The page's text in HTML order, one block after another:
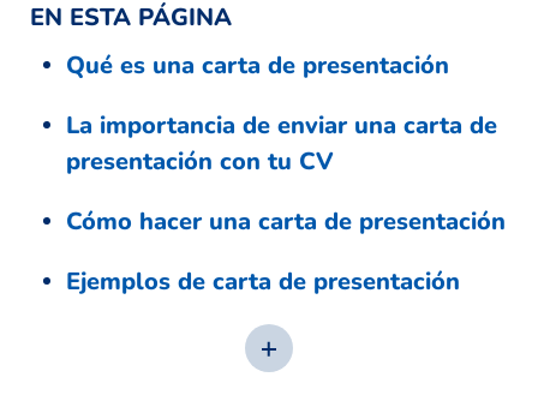
EN ESTA PÁGINA
Qué es una carta de presentación
La importancia de enviar una carta de
presentación con tu CV
Cómo hacer una carta de presentación
Ejemplos de carta de presentación